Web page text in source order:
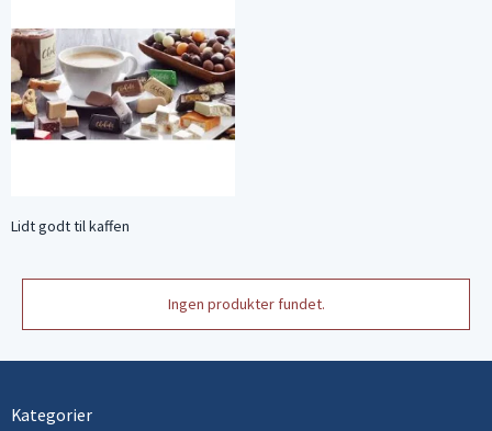
Lidt godt til kaffen
Ingen produkter fundet.
Kategorier